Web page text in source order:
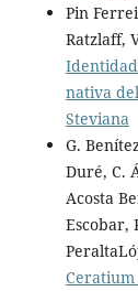
Pin
Ratzlaff,
Identidad
nativa
Steviana
G.
Duré, C.
Acosta
Escobar,